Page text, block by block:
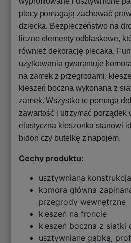
plecy pomagają zachować
dziecka. Bezpieczeństwo na
liczne elementy odblaskowe,
również dekorację plecaka.
użytkowania gwarantuje
na zamek z przegrodami,
kieszeń boczna wykonana z
zamek. Wszystko to pomaga
zawartość i utrzymać porządek
elastyczna kieszonka stanowi
bidon czy butelkę z napojem.
Cechy produktu:
usztywniana konstrukcja
komora główna
przegrody wewnętrzne
kieszeń na froncie
kieszeń boczna z siatki
usztywniane gąbką,